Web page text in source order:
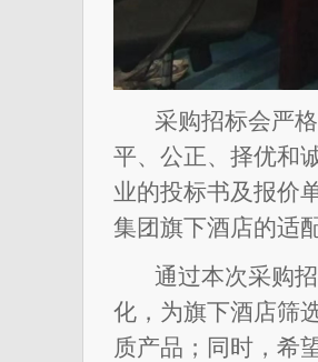
采购招标会严
平、公正、择优和
业的投标书及报价
集团旗下酒店的适
通过本次采购
化，为旗下酒店筛
质产品；同时，希